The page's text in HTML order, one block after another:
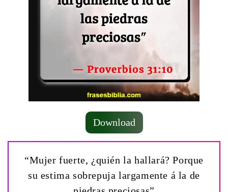
Download
“Mujer fuerte, ¿quién la hallará? Porque
su estima sobrepuja largamente á la de